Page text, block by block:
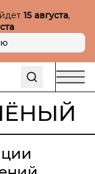
15 августа,